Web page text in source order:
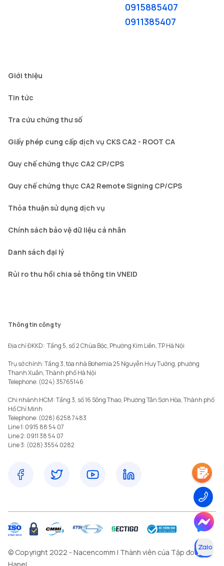
0915885407
0911385407
Giới thiệu
Tin tức
Tra cứu chứng thư số
Giấy phép cung cấp dịch vụ CKS CA2 - ROOT CA
Quy chế chứng thực CA2 CP/CPS
Quy chế chứng thực CA2 Remote Signing CP/CPS
Thỏa thuận sử dụng dịch vụ
Chính sách bảo vệ dữ liệu cá nhân
Danh sách đại lý
Rủi ro thu hồi chia sẻ thông tin VNEID
Thông tin công ty
Địa chỉ ĐKKD:  Tầng 5, số 2 Chùa Bộc, Phường Kim Liên, TP Hà Nội
Trụ sở chính: Tầng 3, tòa nhà Bohemia 25 Nguyễn Huy Tưởng, phường
Thanh Xuân, Thành phố Hà Nội
Telephone: (024) 35765146
Chi nhánh HCM: Tầng 3, số 16 Sông Thao, Phường Tân Sơn Hòa, Thành phố
Hồ Chí Minh
Telephone: (028) 6258 7483
Line 1: 0915 88 54 07
Line 2: 0911 38 54 07
© Copyright 2022 - Nacencomm | Thành viên của Tập đoàn